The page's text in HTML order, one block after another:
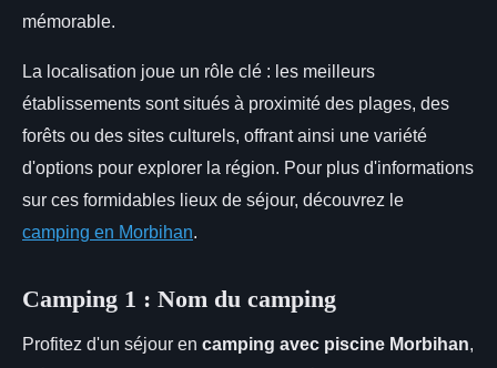
mémorable.
La localisation joue un rôle clé : les meilleurs
établissements sont situés à proximité des plages, des
forêts ou des sites culturels, offrant ainsi une variété
d'options pour explorer la région. Pour plus d'informations
sur ces formidables lieux de séjour, découvrez le
camping en Morbihan
Camping 1 : Nom du camping
Profitez d'un séjour en camping avec piscine Morbihan,